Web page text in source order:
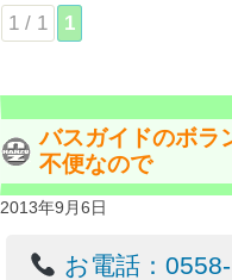
1 / 1 1
バスガイドのボラ
不便なので
2013年9月6日
お電話：